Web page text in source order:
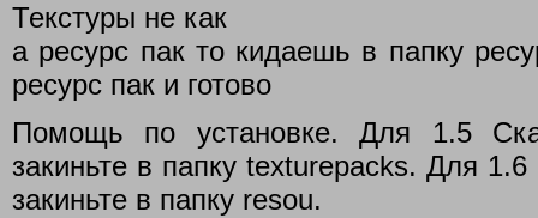
Текстуры не как
а ресурс пак то кидаешь в папку
ресурс пак и готово
Помощь по установке. Для 1.5
закиньте в папку texturepacks. Для
закиньте в папку resou.